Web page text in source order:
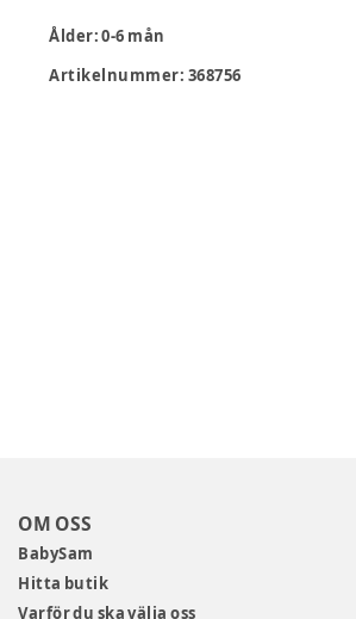
Ålder:0-6 mån
Artikelnummer: 368756
OM OSS
BabySam
Hitta butik
Varför du ska välja oss